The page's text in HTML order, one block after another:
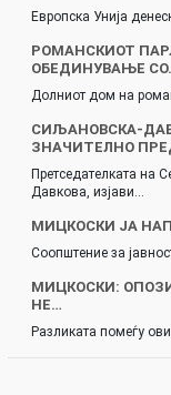
Европска Унија
РОМАНСКИОТ
ОБЕДИНУВАЊЕ
Долниот дом на
СИЉАНОВСКА-
ЗНАЧИТЕЛНО
Претседателката на
Давкова, изјави…
МИЦКОСКИ ЈА
Соопштение за
МИЦКОСКИ:
НЕ…
Разликата помеѓу